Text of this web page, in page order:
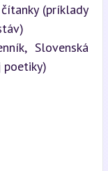
(príklady
Slovenská
poetiky)